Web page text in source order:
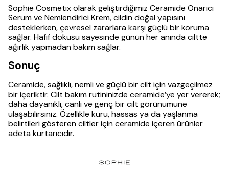
Sophie Cosmetix olarak geliştirdiğimiz Ceramide Onarıcı
Serum ve Nemlendirici Krem, cildin doğal yapısını
desteklerken, çevresel zararlara karşı güçlü bir koruma
sağlar. Hafif dokusu sayesinde günün her anında ciltte
ağırlık yapmadan bakım sağlar.
Sonuç
Ceramide, sağlıklı, nemli ve güçlü bir cilt için vazgeçilmez
bir içeriktir. Cilt bakım rutininizde ceramide’ye yer vererek;
daha dayanıklı, canlı ve genç bir cilt görünümüne
ulaşabilirsiniz. Özellikle kuru, hassas ya da yaşlanma
belirtileri gösteren ciltler için ceramide içeren ürünler
adeta kurtarıcıdır.